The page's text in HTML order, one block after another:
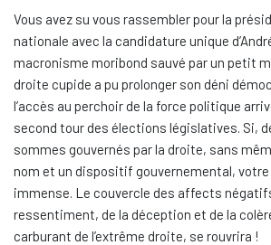
Vous avez su vous rassembler pour la
nationale avec la candidature unique
macronisme moribond sauvé par un petit
droite cupide a pu prolonger son déni
l’accès au perchoir de la force politique
second tour des élections législatives. Si,
sommes gouvernés par la droite, sans
nom et un dispositif gouvernemental,
immense. Le couvercle des affects
ressentiment, de la déception et de la
carburant de l’extrême droite, se rouvrira !